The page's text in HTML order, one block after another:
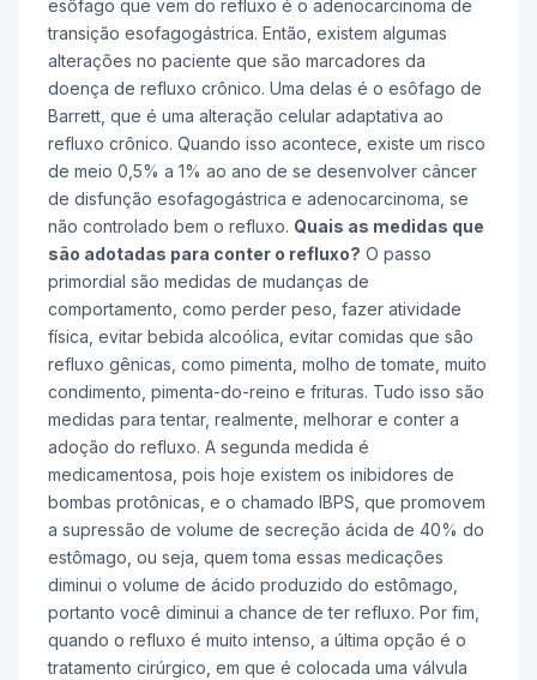
esôfago que vem do refluxo é o adenocarcinoma de
transição esofagogástrica. Então, existem algumas
alterações no paciente que são marcadores da
doença de refluxo crônico. Uma delas é o esôfago de
Barrett, que é uma alteração celular adaptativa ao
refluxo crônico. Quando isso acontece, existe um risco
de meio 0,5% a 1% ao ano de se desenvolver câncer
de disfunção esofagogástrica e adenocarcinoma, se
não controlado bem o refluxo. Quais as medidas que
são adotadas para conter o refluxo? O passo
primordial são medidas de mudanças de
comportamento, como perder peso, fazer atividade
física, evitar bebida alcoólica, evitar comidas que são
refluxo gênicas, como pimenta, molho de tomate, muito
condimento, pimenta-do-reino e frituras. Tudo isso são
medidas para tentar, realmente, melhorar e conter a
adoção do refluxo. A segunda medida é
medicamentosa, pois hoje existem os inibidores de
bombas protônicas, e o chamado IBPS, que promovem
a supressão de volume de secreção ácida de 40% do
estômago, ou seja, quem toma essas medicações
diminui o volume de ácido produzido do estômago,
portanto você diminui a chance de ter refluxo. Por fim,
quando o refluxo é muito intenso, a última opção é o
tratamento cirúrgico, em que é colocada uma válvula